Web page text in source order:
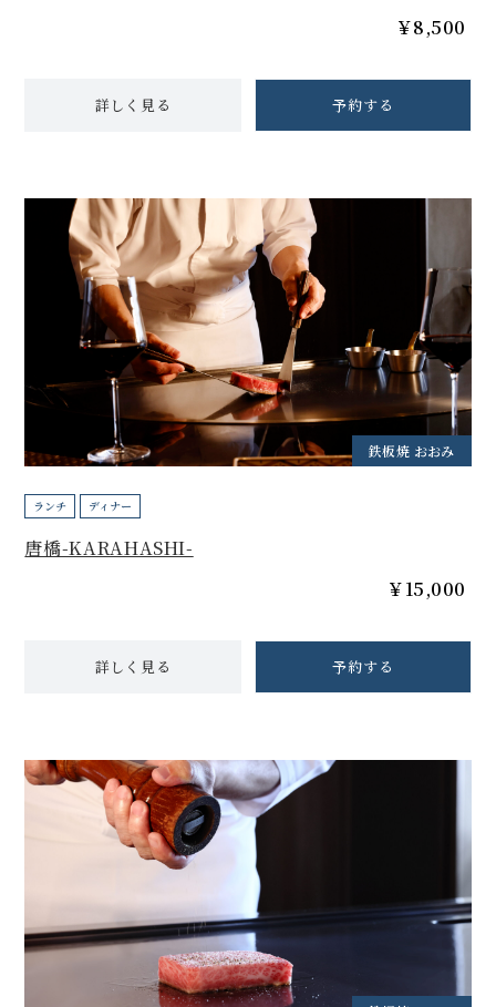
￥8,500
詳しく見る 予約する
鉄板焼 おおみ
ランチ ディナー
唐橋-KARAHASHI-
￥15,000
詳しく見る 予約する